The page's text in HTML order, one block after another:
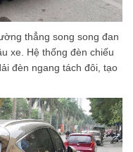
thẳng song song đan
xe. Hệ thống đèn chiếu
đèn ngang tách đôi, tạo